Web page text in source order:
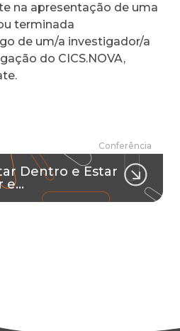
na apresentação de uma
terminada
de um/a investigador/a
do CICS.NOVA,
Conferência
Dentro e Estar
e…